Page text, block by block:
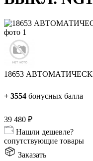
18653
+ 3554 бонусных балла
39 480 ₽
Нашли дешевле?
сопутствующие товары
Заказать